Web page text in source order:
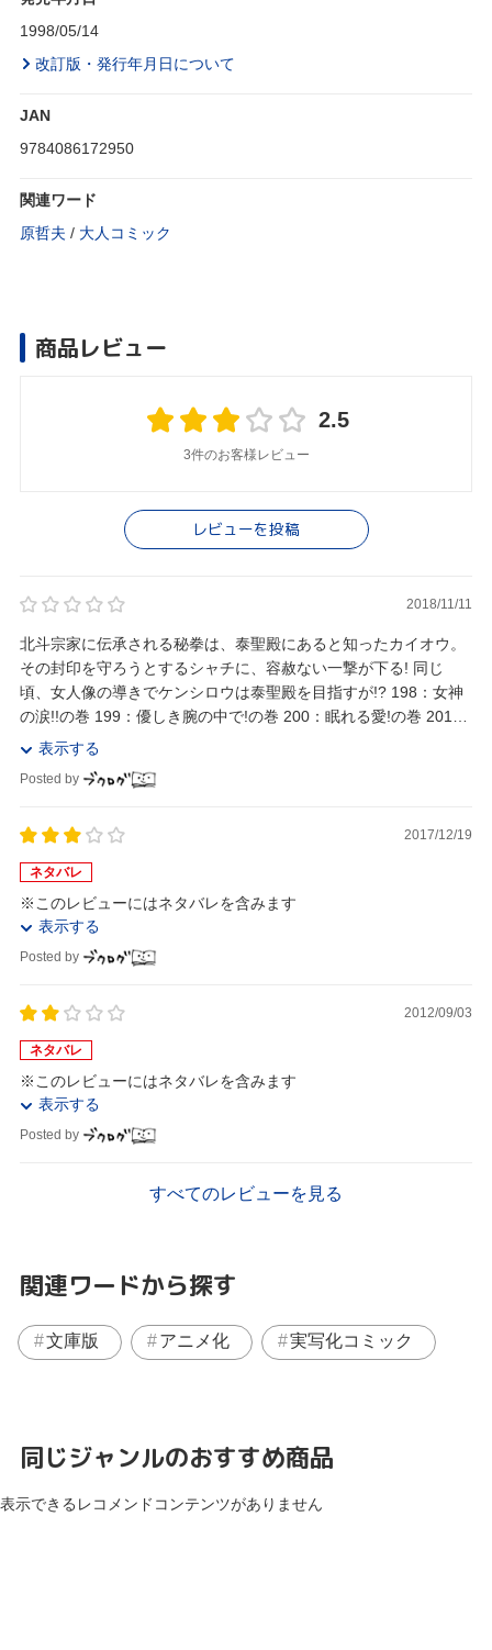
1998/05/14
改訂版・発行年月日について
JAN
9784086172950
関連ワード
原哲夫 / 大人コミック
商品レビュー
2.5
3件のお客様レビュー
レビューを投稿
2018/11/11
北斗宗家に伝承される秘拳は、泰聖殿にあると知ったカイオウ。
その封印を守ろうとするシャチに、容赦ない一撃が下る! 同じ
頃、女人像の導きでケンシロウは泰聖殿を目指すが!? 198：女神
の涙!!の巻 199：優しき腕の中で!の巻 200：眠れる愛!の巻 201：
哀しき聖塔!の巻 2...
表示する
Posted by
2017/12/19
ネタバレ
※このレビューにはネタバレを含みます
表示する
Posted by
2012/09/03
ネタバレ
※このレビューにはネタバレを含みます
表示する
Posted by
すべてのレビューを見る
関連ワードから探す
文庫版 アニメ化 実写化コミック
同じジャンルのおすすめ商品
表示できるレコメンドコンテンツがありません